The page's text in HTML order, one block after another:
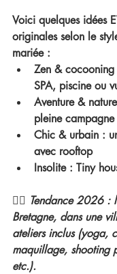
Voici quelques idées
originales selon le
mariée :
Zen & cocooning
SPA, piscine ou
Aventure & nature
pleine campagne
Chic & urbain :
avec rooftop
Insolite : Tiny
🧘‍♀️ Tendance 2026 :
Bretagne, dans une
ateliers inclus (yoga,
maquillage, shooting
etc.).